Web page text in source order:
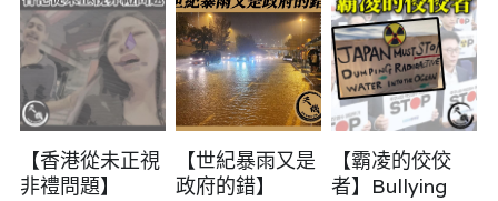
陳子遷律師專欄
羅浚軒專欄
溫志倫專欄
汪明欣專欄
【香港從未正視
非禮問題】
【世紀暴雨又是
政府的錯】
【霸凌的佼佼
者】Bullying
反華推手起底
美西霸凌內幕
真相直擊
民主派騙案十式